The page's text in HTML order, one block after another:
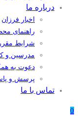
درباره ما
اخبار فرزان
راهنمای
شرایط
مدرسین و
دعوت به
پرسش و
تماس با ما
0